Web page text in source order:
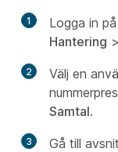
1 Logga in på
Hantering >
2
Välj en
Samtal.
3 Gå till